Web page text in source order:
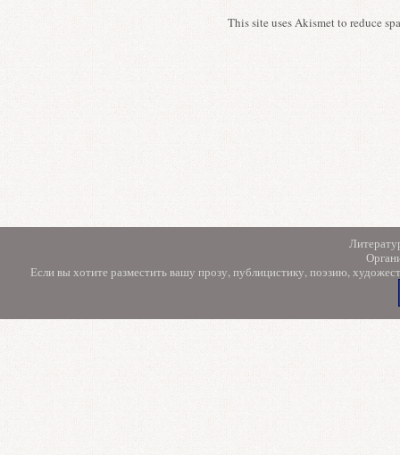
This site uses Akismet to reduce
Если вы хотите разместить вашу прозу, публицистику, поэзию,